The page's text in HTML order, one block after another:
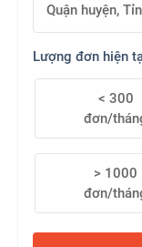
Quận huyện,
Lượng đơn hiện
< 300
đơn/
> 1000
đơn/